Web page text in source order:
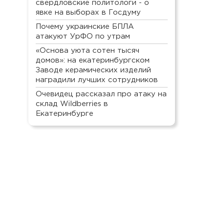
свердловские политологи - о
явке на выборах в Госдуму
Почему украинские БПЛА
атакуют УрФО по утрам
«Основа уюта сотен тысяч
домов»: на екатеринбургском
Заводе керамических изделий
наградили лучших сотрудников
Очевидец рассказал про атаку на
склад Wildberries в
Екатеринбурге